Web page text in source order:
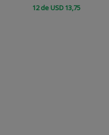
12de USD13,75
COMPRAR